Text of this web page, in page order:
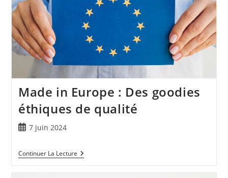
Made in Europe : Des goodies
éthiques de qualité
7 juin 2024
Continuer La Lecture